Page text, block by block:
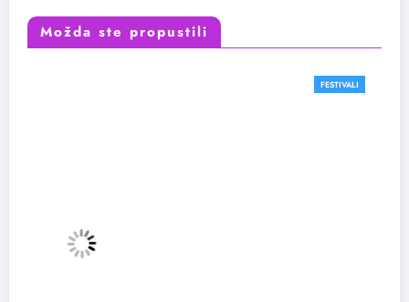
Možda ste propustili